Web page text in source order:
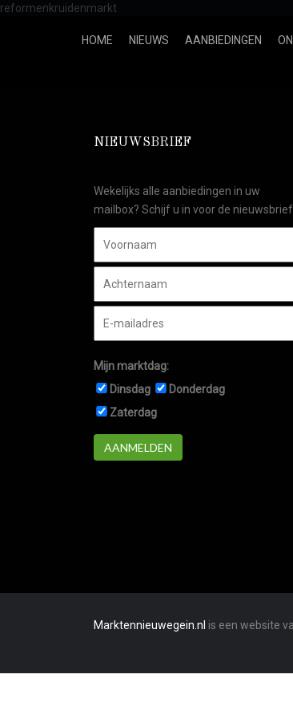
HOME NIEUWS AANBIEDINGEN
reformenkruidenmarkt
NIEUWSBRIEF
Wekelijks alle aanbiedingen in uw
mailbox? Schijf u in voor de nieuwsbrief.
Mijn marktdag:
Dinsdag
Donderdag
Zaterdag
AANMELDEN
Marktennieuwegein.nl is een website